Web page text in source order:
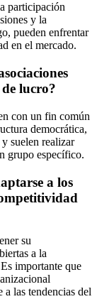
participación
y la
pueden enfrentar
en el mercado.
lucro?
con un fin común
democrática,
suelen realizar
grupo específico.
a los
su
a la
importante que
las tendencias del